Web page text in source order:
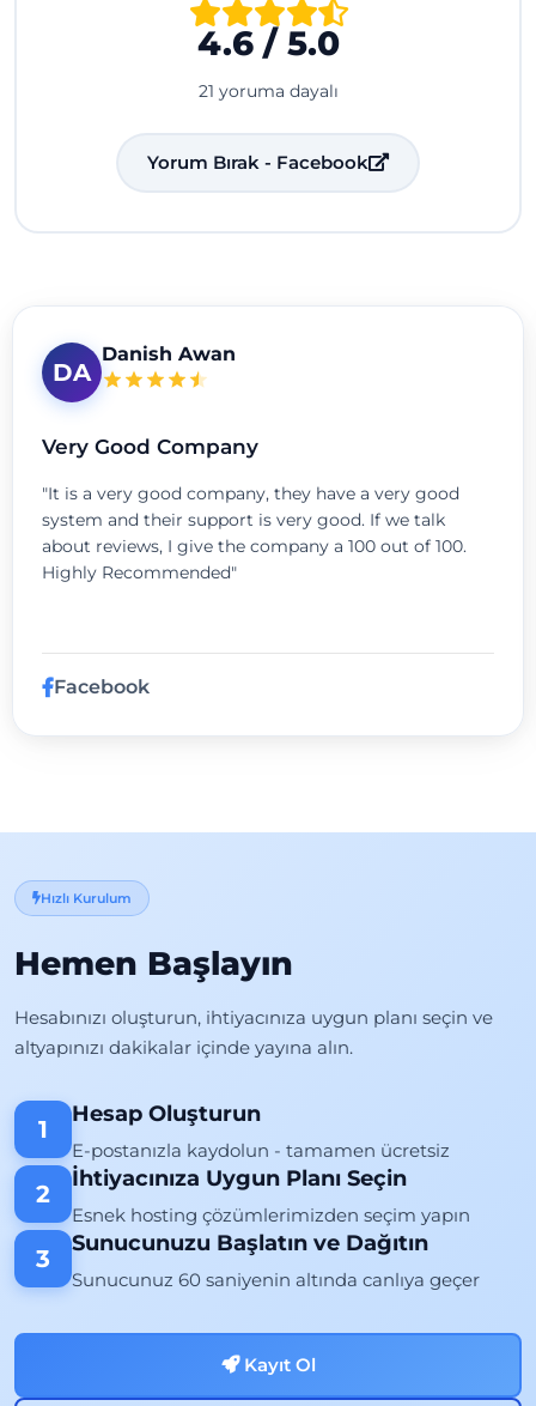
4.6 / 5.0
21 yoruma dayalı
Yorum Bırak - Facebook
DA
Danish Awan
Very Good Company
"It is a very good company, they have a very good
system and their support is very good. If we talk
about reviews, I give the company a 100 out of 100.
Highly Recommended"
Facebook
Hızlı Kurulum
Hemen Başlayın
Hesabınızı oluşturun, ihtiyacınıza uygun planı seçin ve
altyapınızı dakikalar içinde yayına alın.
1
Hesap Oluşturun
E-postanızla kaydolun - tamamen ücretsiz
2
İhtiyacınıza Uygun Planı Seçin
Esnek hosting çözümlerimizden seçim yapın
3
Sunucunuzu Başlatın ve Dağıtın
Sunucunuz 60 saniyenin altında canlıya geçer
Kayıt Ol